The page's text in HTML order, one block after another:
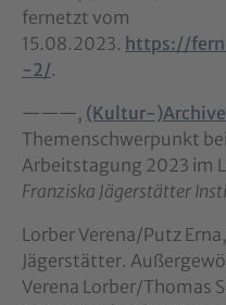
fernetzt vom
15.08.2023. https://
-2/.
———, (Kultur-)Archive
Themenschwerpunkt
Arbeitstagung 2023 im
Franziska Jägerstätter
Lorber Verena/Putz
Jägerstätter.
Verena Lorber/Thomas